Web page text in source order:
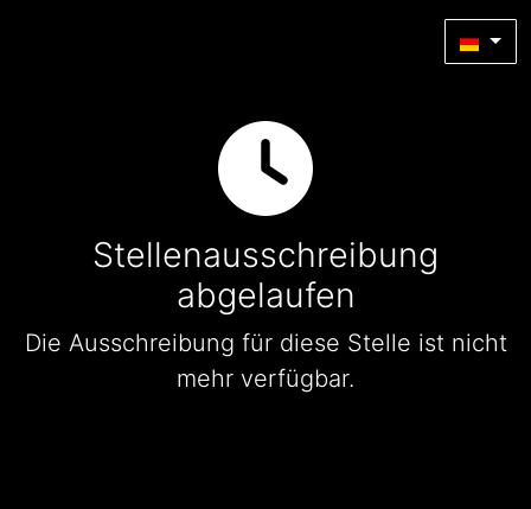
Stellenausschreibung
abgelaufen
Die Ausschreibung für diese Stelle ist nicht
mehr verfügbar.